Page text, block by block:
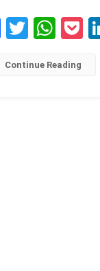
Facebook
Twitter
Continue Reading